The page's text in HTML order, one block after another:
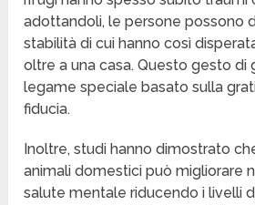
adottandoli, le persone possono
stabilità di cui hanno così
oltre a una casa. Questo gesto di
legame speciale basato sulla
fiducia.
Inoltre, studi hanno dimostrato
animali domestici può migliorare
salute mentale riducendo i livelli